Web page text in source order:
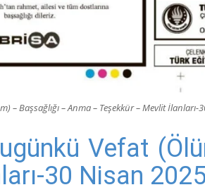
– Başsağlığı – Anma – Teşekkür – Mevlit İlanları-
Vefat
30 Nisan